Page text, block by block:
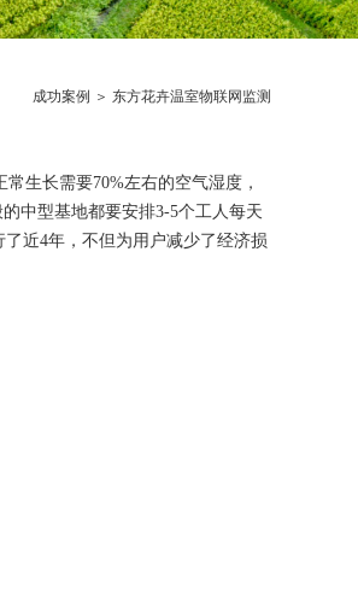
成功案例 ＞ 东方花卉温室物联网监测
生长需要70%左右的空气湿度，
中型基地都要安排3-5个工人每天
近4年，不但为用户减少了经济损